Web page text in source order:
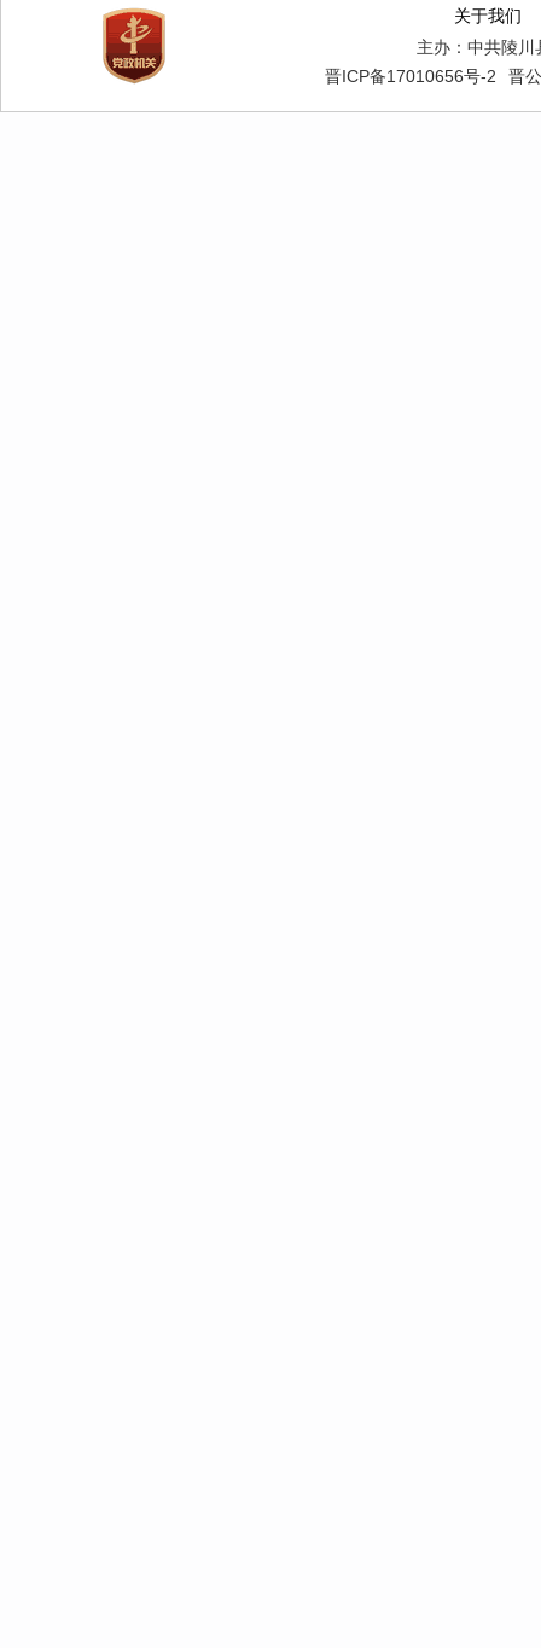
关于我们
主办：中共陵
晋ICP备17010656号-2
晋